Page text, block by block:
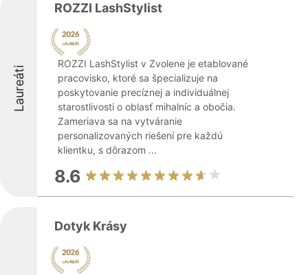
Laureáti
ROZZI LashStylist
ROZZI LashStylist v Zvolene je etablované
pracovisko, ktoré sa špecializuje na
poskytovanie precíznej a individuálnej
starostlivosti o oblasť mihalníc a obočia.
Zameriava sa na vytváranie
personalizovaných riešení pre každú
klientku, s dôrazom ...
8.6
Dotyk Krásy